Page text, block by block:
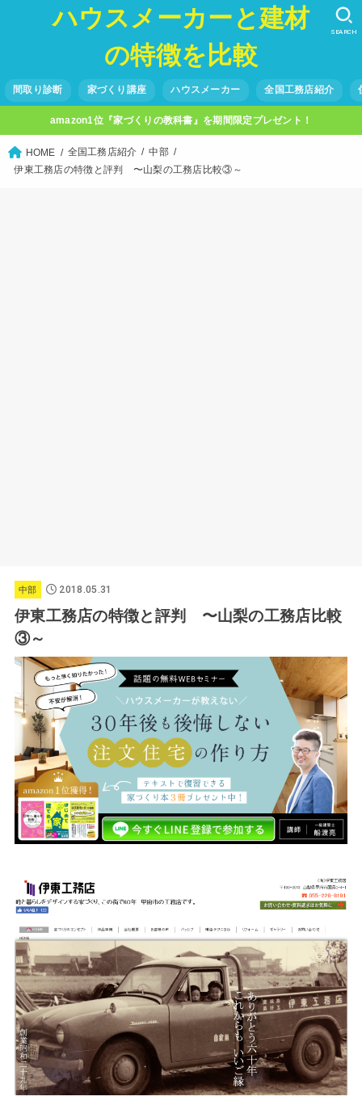
ハウスメーカーと建材
の特徴を比較
間取り診断 家づくり講座 ハウスメーカー 全国工務店紹介
SEARCH
amazon1位『家づくりの教科書』を期間限定プレゼント！
HOME 全国工務店紹介
中部
伊東工務店の特徴と評判 〜山梨の工務店比較③～
中部 2018.05.31
伊東工務店の特徴と評判 〜山梨の工務店比較
③～